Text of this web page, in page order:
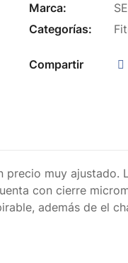
Marca:
Categorías:
Compartir
muy
con cierre
además de el